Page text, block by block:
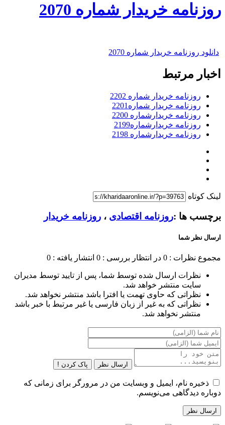
روزنامه خریدار شماره 2070
دانلود روزنامه خریدار شماره 2070
اخبار مرتبط
روزنامه خریدار شماره 2202
روزنامه خریدار شماره2201
روزنامه خریدارشماره 2200
روزنامه خریدارشماره2199
روزنامه خریدارشماره 2198
لینک کوتاه
برچسب ها :روزنامه اقتصادی ، روزنامه خریدار
ارسال نظر شما
مجموع نظرات : 0 در انتظار بررسی : 0 انتشار یافته : 0
نظرات ارسال شده توسط شما، پس از تایید توسط مدیران
سایت منتشر خواهد شد.
نظراتی که حاوی تهمت یا افترا باشد منتشر نخواهد شد.
نظراتی که به غیر از زبان فارسی یا غیر مرتبط با خبر باشد
منتشر نخواهد شد.
ارسال نظر پاک کردن !
ذخیره نام، ایمیل و وبسایت من در مرورگر برای زمانی که
دوباره دیدگاهی می‌نویسم.